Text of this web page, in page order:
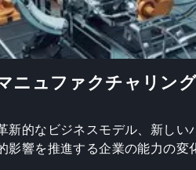
ニュファクチャリン
新的なビジネスモデル、新しい
影響を推進する企業の能力の変